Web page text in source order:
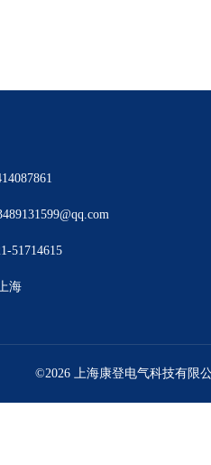
51714615
海
©2026 上海康登电气科技有限